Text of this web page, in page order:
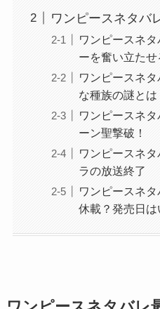
ワンピースネタバ
ワンピースネ
ーを奮い立たせ
ワンピースネ
な種族の謎とは
ワンピースネ
ーン聖撃破！
ワンピースネ
ラの放送終了
ワンピースネ
休載？発売日は